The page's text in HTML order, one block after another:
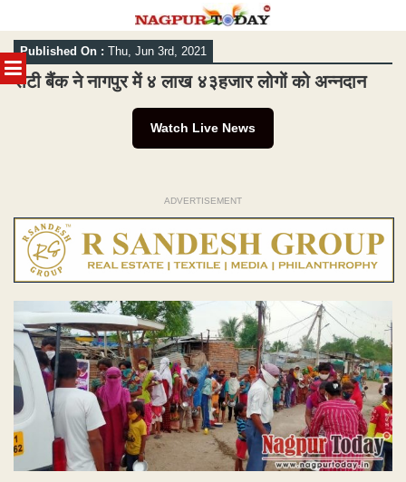
MENU
Skip
to
content
Published On : Thu, Jun 3rd, 2021
रोटी बैंक ने नागपुर में ४ लाख ४३हजार लोगों को अन्नदान
Watch Live News
ADVERTISEMENT